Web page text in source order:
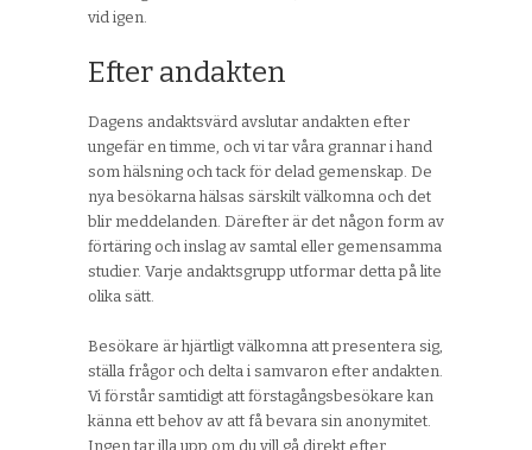
vid igen.
Efter andakten
Dagens andaktsvärd avslutar andakten efter
ungefär en timme, och vi tar våra grannar i hand
som hälsning och tack för delad gemenskap. De
nya besökarna hälsas särskilt välkomna och det
blir meddelanden. Därefter är det någon form av
förtäring och inslag av samtal eller gemensamma
studier. Varje andaktsgrupp utformar detta på lite
olika sätt.
Besökare är hjärtligt välkomna att presentera sig,
ställa frågor och delta i samvaron efter andakten.
Vi förstår samtidigt att förstagångsbesökare kan
känna ett behov av att få bevara sin anonymitet.
Ingen tar illa upp om du vill gå direkt efter